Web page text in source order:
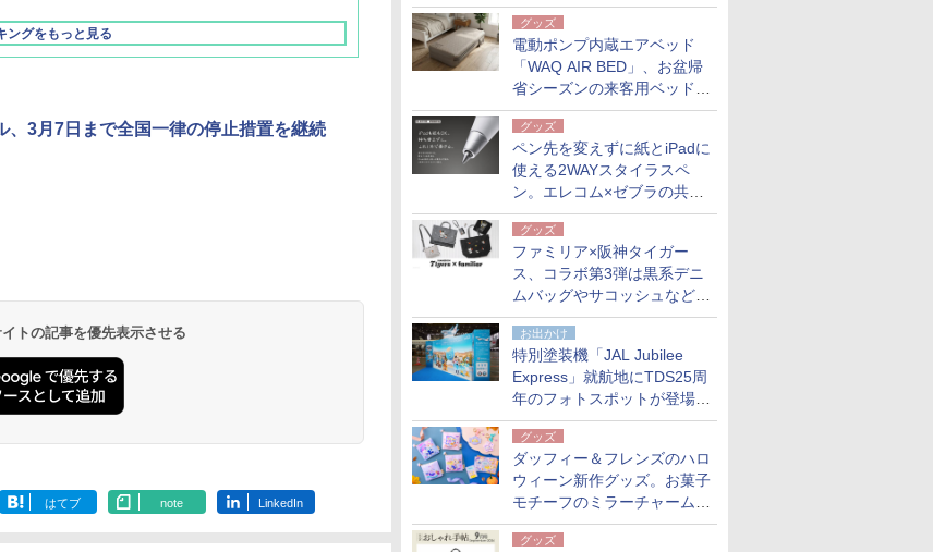
グッズ
電動ポンプ内蔵エアベッド
「WAQ AIR BED」、お盆帰
省シーズンの来客用ベッドに
も。使用後は収納バッグでコ
ンパクトに保管
グッズ
ペン先を変えずに紙とiPadに
使える2WAYスタイラスペ
ン。エレコム×ゼブラの共同
開発
グッズ
ファミリア×阪神タイガー
ス、コラボ第3弾は黒系デニ
ムバッグやサコッシュなど6
点。8月21日オンラインスト
アで発売
お出かけ
特別塗装機「JAL Jubilee
Express」就航地にTDS25周
年のフォトスポットが登場。
10月末まで青森空港に
グッズ
ダッフィー＆フレンズのハロ
ウィーン新作グッズ。お菓子
モチーフのミラーチャーム/
デザインポーチほか
グッズ
ングをもっと見る
円～
～
、3月7日まで全国一律の停止措置を継続
トの記事を優先表示させる
はてブ note LinkedIn